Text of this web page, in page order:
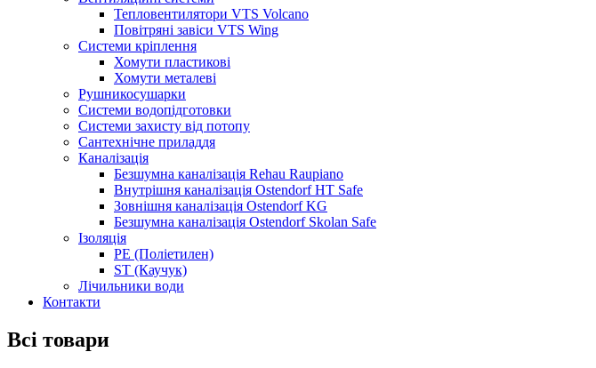
Тепловентилятори VTS Volcano
Повітряні завіси VTS Wing
Системи кріплення
Хомути пластикові
Хомути металеві
Рушникосушарки
Системи водопідготовки
Системи захисту від потопу
Сантехнічне приладдя
Каналізація
Безшумна каналізація Rehau Raupiano
Внутрішня каналізація Ostendorf HT Safe
Зовнішня каналізація Ostendorf KG
Безшумна каналізація Ostendorf Skolan Safe
Ізоляція
PE (Поліетилен)
ST (Каучук)
Лічильники води
Контакти
Всі товари